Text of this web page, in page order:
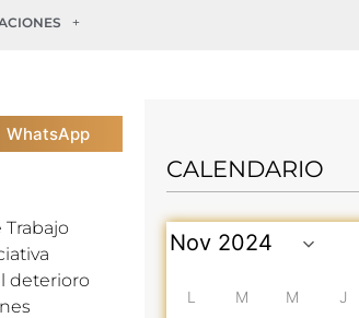
WhatsApp
deterioro
CALENDARIO
L M M J